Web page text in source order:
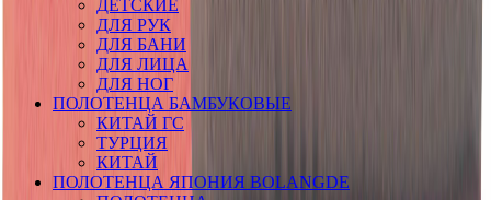
ДЕТСКИЕ
ДЛЯ РУК
ДЛЯ БАНИ
ДЛЯ ЛИЦА
ДЛЯ НОГ
ПОЛОТЕНЦА БАМБУКОВЫЕ
КИТАЙ ГС
ТУРЦИЯ
КИТАЙ
ПОЛОТЕНЦА ЯПОНИЯ BOLANGDE